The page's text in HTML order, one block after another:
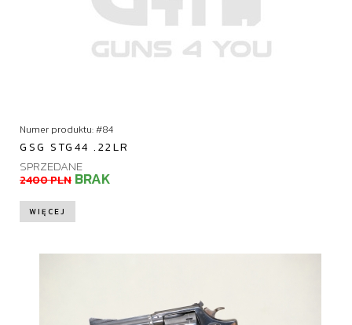
Numer produktu: #84
GSG STG44 .22LR
SPRZEDANE
2400 PLN BRAK
WIĘCEJ